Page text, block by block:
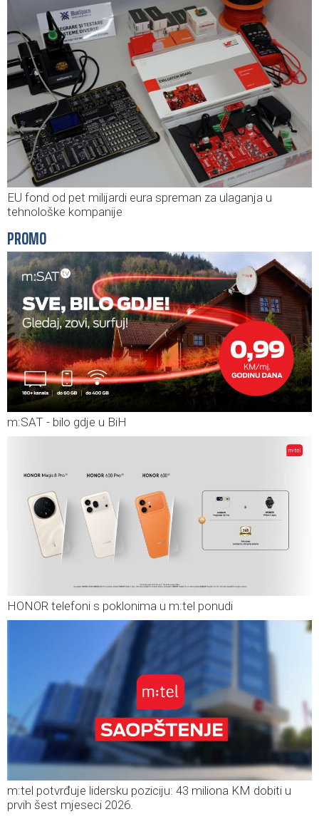
EU fond od pet milijardi eura spreman za ulaganja u
tehnološke kompanije
PROMO
m:SAT - bilo gdje u BiH
HONOR telefoni s poklonima u m:tel ponudi
m:tel potvrđuje lidersku poziciju: 43 miliona KM dobiti u
prvih šest mjeseci 2026.